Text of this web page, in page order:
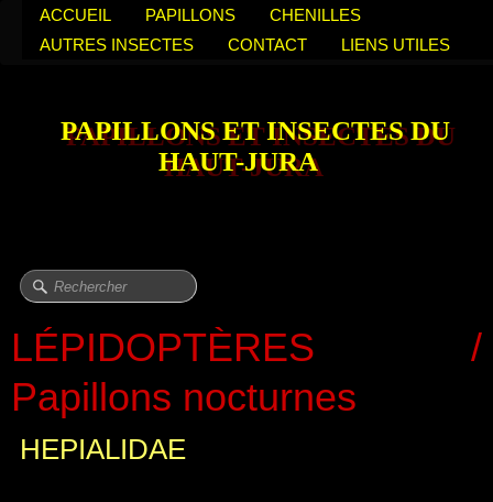
ACCUEIL PAPILLONS
CHENILLES
AUTRES INSECTES
CONTACT LIENS UTILES
PAPILLONS ET INSECTES DU
HAUT-JURA
LÉPIDOPTÈRES /
Papillons nocturnes
HEPIALIDAE